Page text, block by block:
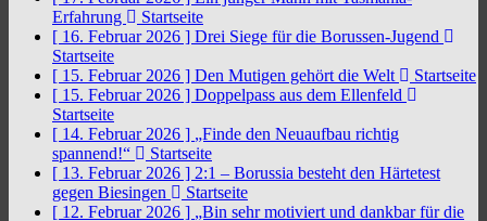
Erfahrung
Startseite
[ 16. Februar 2026 ] Drei Siege für die Borussen-Jugend
Startseite
[ 15. Februar 2026 ] Den Mutigen gehört die Welt
Startseite
[ 15. Februar 2026 ] Doppelpass aus dem Ellenfeld
Startseite
[ 14. Februar 2026 ] „Finde den Neuaufbau richtig
spannend!“
Startseite
[ 13. Februar 2026 ] 2:1 – Borussia besteht den Härtetest
gegen Biesingen
Startseite
[ 12. Februar 2026 ] „Bin sehr motiviert und dankbar für die